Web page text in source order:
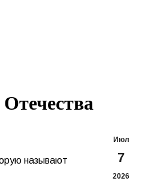
Июл
7
2026
называют